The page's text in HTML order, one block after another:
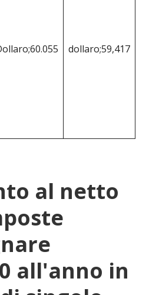
dollaro;59,417
al netto
all'anno in